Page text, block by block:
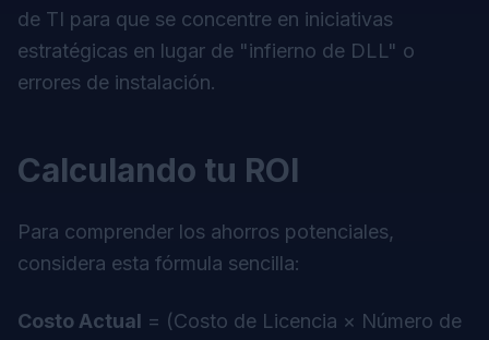
de TI para que se concentre en iniciativas
estratégicas en lugar de "infierno de DLL" o
errores de instalación.
Calculando tu ROI
Para comprender los ahorros potenciales,
considera esta fórmula sencilla:
Costo Actual = (Costo de Licencia × Número de